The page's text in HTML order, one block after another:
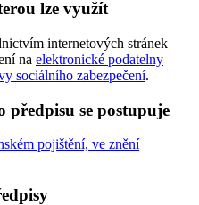
lze využít
internetových stránek
na elektronické podatelny
sociálního zabezpečení.
předpisu se postupuje
pojištění, ve znění